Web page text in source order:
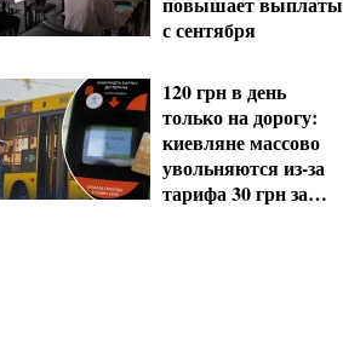
с сентября
120 грн в день
только на дорогу:
киевляне массово
увольняются из-за
тарифа 30 грн за